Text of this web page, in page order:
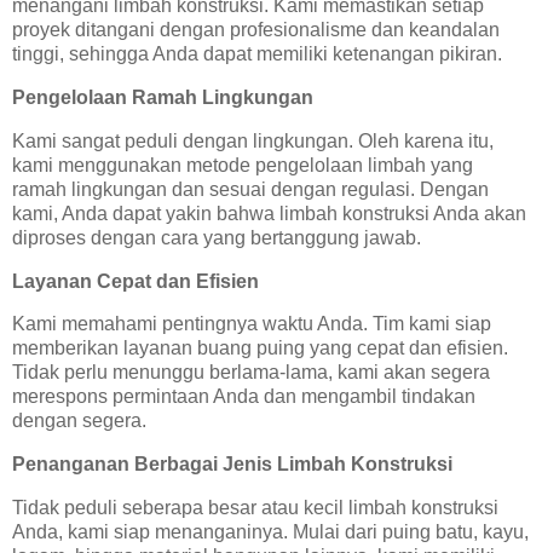
menangani limbah konstruksi. Kami memastikan setiap
proyek ditangani dengan profesionalisme dan keandalan
tinggi, sehingga Anda dapat memiliki ketenangan pikiran.
Pengelolaan Ramah Lingkungan
Kami sangat peduli dengan lingkungan. Oleh karena itu,
kami menggunakan metode pengelolaan limbah yang
ramah lingkungan dan sesuai dengan regulasi. Dengan
kami, Anda dapat yakin bahwa limbah konstruksi Anda akan
diproses dengan cara yang bertanggung jawab.
Layanan Cepat dan Efisien
Kami memahami pentingnya waktu Anda. Tim kami siap
memberikan layanan buang puing yang cepat dan efisien.
Tidak perlu menunggu berlama-lama, kami akan segera
merespons permintaan Anda dan mengambil tindakan
dengan segera.
Penanganan Berbagai Jenis Limbah Konstruksi
Tidak peduli seberapa besar atau kecil limbah konstruksi
Anda, kami siap menanganinya. Mulai dari puing batu, kayu,